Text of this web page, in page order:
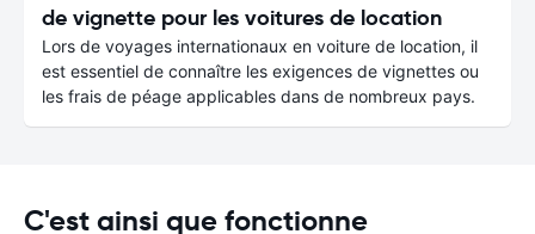
de vignette pour les voitures de location
Lors de voyages internationaux en voiture de location, il
est essentiel de connaître les exigences de vignettes ou
les frais de péage applicables dans de nombreux pays.
C'est ainsi que fonctionne